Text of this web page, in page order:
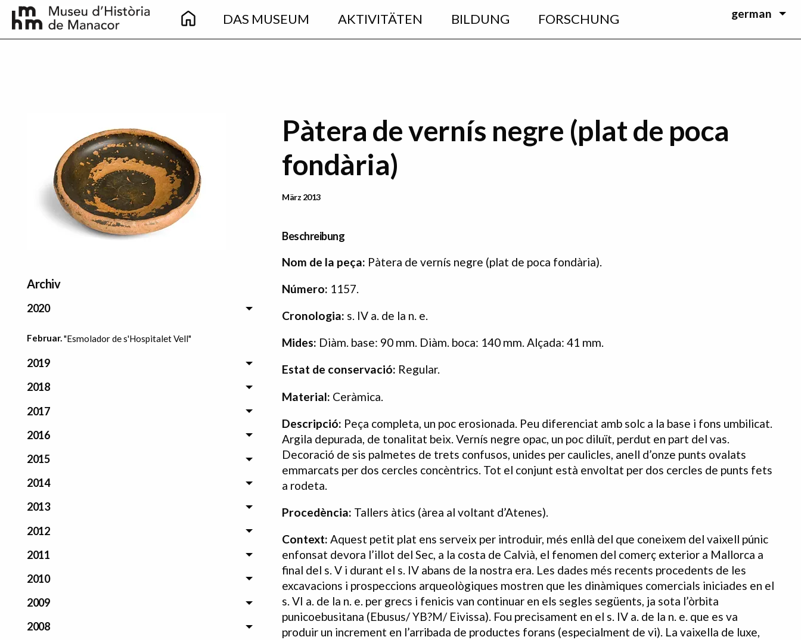
Direkt zum Inhalt
Main
navigation
DAS MUSEUM AKTIVITÄTEN BILDUNG FORSCHUNG german
Archiv
2020
Februar."Esmolador de s'Hospitalet Vell"
2019
2018
2017
2016
2015
2014
2013
2012
2011
2010
2009
2008
Pàtera de vernís negre (plat de poca
fondària)
Data Publicació
März 2013
Beschreibung
Nom de la peça: Pàtera de vernís negre (plat de poca fondària).
Número: 1157.
Cronologia: s. IV a. de la n. e.
Mides: Diàm. base: 90 mm. Diàm. boca: 140 mm. Alçada: 41 mm.
Estat de conservació: Regular.
Material: Ceràmica.
Descripció: Peça completa, un poc erosionada. Peu diferenciat amb solc a la base i fons umbilicat.
Argila depurada, de tonalitat beix. Vernís negre opac, un poc diluït, perdut en part del vas.
Decoració de sis palmetes de trets confusos, unides per caulicles, anell d’onze punts ovalats
emmarcats per dos cercles concèntrics. Tot el conjunt està envoltat per dos cercles de punts fets
a rodeta.
Procedència: Tallers àtics (àrea al voltant d’Atenes).
Context: Aquest petit plat ens serveix per introduir, més enllà del que coneixem del vaixell púnic
enfonsat devora l’illot del Sec, a la costa de Calvià, el fenomen del comerç exterior a Mallorca a
final del s. V i durant el s. IV abans de la nostra era. Les dades més recents procedents de les
excavacions i prospeccions arqueològiques mostren que les dinàmiques comercials iniciades en el
s. VI a. de la n. e. per grecs i fenicis van continuar en els segles següents, ja sota l’òrbita
punicoebusitana (Ebusus/ YB?M/ Eivissa). Fou precisament en el s. IV a. de la n. e. que es va
produir un increment en l’arribada de productes forans (especialment de vi). La vaixella de luxe,